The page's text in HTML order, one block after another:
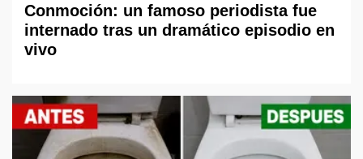
Conmoción: un famoso periodista fue
internado tras un dramático episodio en
vivo